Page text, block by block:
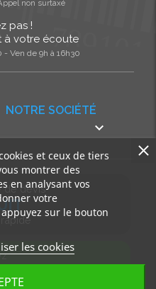
NOTRE SOCIÉTÉ

non surtaxé
pas !
à votre écoute
- Ven de 9h à 16h30
de devis
et ceux de tiers
montrer des
en analysant vos
votre
sur le bouton
les cookies